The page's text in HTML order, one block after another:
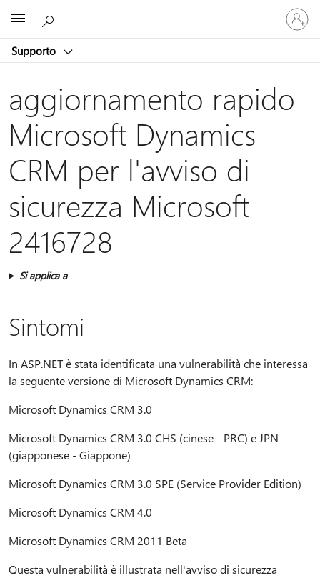
Supporto
Accedi
con
il
account
aggiornamento rapido
Microsoft Dynamics
CRM per l'avviso di
sicurezza Microsoft
2416728
Si applica a
Sintomi
In ASP.NET è stata identificata una vulnerabilità che interessa
la seguente versione di Microsoft Dynamics CRM:
Microsoft Dynamics CRM 3.0
Microsoft Dynamics CRM 3.0 CHS (cinese - PRC) e JPN
(giapponese - Giappone)
Microsoft Dynamics CRM 3.0 SPE (Service Provider Edition)
Microsoft Dynamics CRM 4.0
Microsoft Dynamics CRM 2011 Beta
Questa vulnerabilità è illustrata nell'avviso di sicurezza